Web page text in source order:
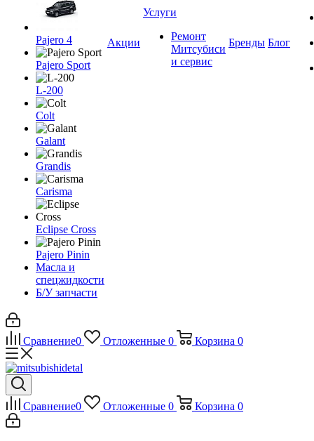
Pajero 4
Pajero Sport
L-200
Colt
Galant
Grandis
Carisma
Eclipse Cross
Pajero Pinin
Масла и
спецжидкости
Б/У запчасти
Акции
Услуги
Ремонт
Митсубиси
и сервис
Бренды Блог
Сравнение0 Отложенные 0 Корзина 0
Сравнение0 Отложенные 0 Корзина 0